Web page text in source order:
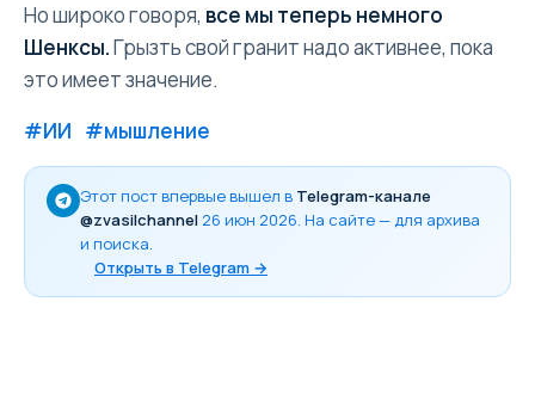
Но широко говоря, все мы теперь немного
Шенксы.Грызть свой гранит надо активнее, пока
это имеет значение.
#ИИ #мышление
Этот пост впервые вышел в Telegram-канале
@zvasilchannel 26 июн 2026. На сайте — для архива
и поиска.
Открыть в Telegram →